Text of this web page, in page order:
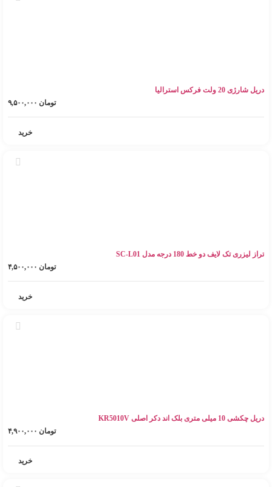
دریل شارژی 20 ولت فرکس استرالیا
تومان
خرید
تراز لیزری تک لایف دو خط 180 درجه مدل SC-L01
تومان
خرید
دریل چکشی 10 میلی متری بلک اند دکر اصلی KR5010V
تومان
خرید